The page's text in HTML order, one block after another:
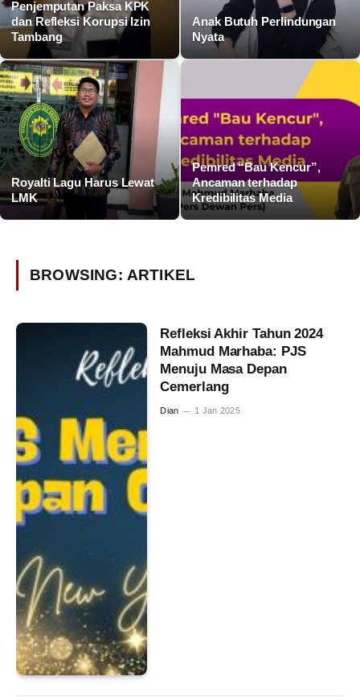
Penjemputan Paksa KPK
dan Refleksi Korupsi Izin
Tambang
Anak Butuh Perlindungan
Nyata
Royalti Lagu Harus Lewat
LMK
Pemred “Bau Kencur”,
Ancaman terhadap
Kredibilitas Media
BROWSING: ARTIKEL
Refleksi Akhir Tahun 2024
Mahmud Marhaba: PJS
Menuju Masa Depan
Cemerlang
Dian 1 Jan 2025